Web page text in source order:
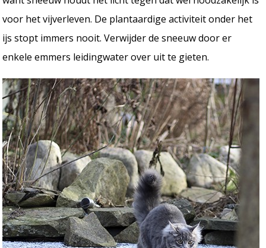
voor het vijverleven. De plantaardige activiteit onder het
ijs stopt immers nooit. Verwijder de sneeuw door er
enkele emmers leidingwater over uit te gieten.